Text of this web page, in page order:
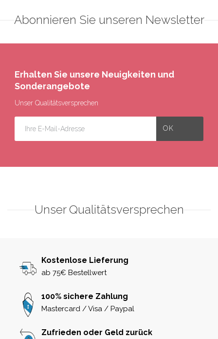
Abonnieren Sie unseren Newsletter
Erhalten Sie unsere Neuigkeiten und
Sonderangebote
Unser Qualitätsversprechen
Unser Qualitätsversprechen
Kostenlose Lieferung
ab 75€ Bestellwert
100% sichere Zahlung
Mastercard / Visa / Paypal
Zufrieden oder Geld zurück